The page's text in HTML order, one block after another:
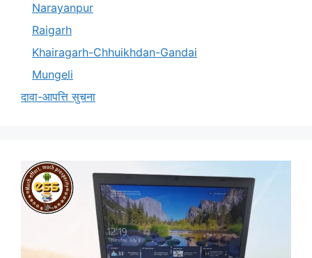
Narayanpur
Raigarh
Khairagarh-Chhuikhdan-Gandai
Mungeli
दावा-आपत्ति सुचना